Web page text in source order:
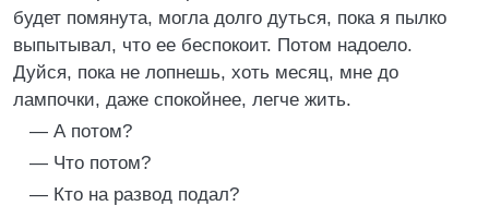
будет помянута, могла долго дуться, пока я пылко
выпытывал, что ее беспокоит. Потом надоело.
Дуйся, пока не лопнешь, хоть месяц, мне до
лампочки, даже спокойнее, легче жить.
— А потом?
— Что потом?
— Кто на развод подал?